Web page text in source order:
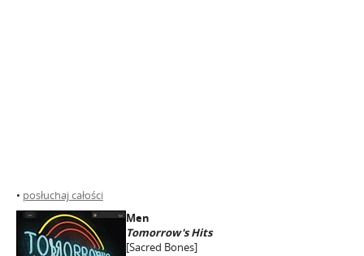
• posłuchaj całości
Men
Tomorrow's Hits
[Sacred Bones]